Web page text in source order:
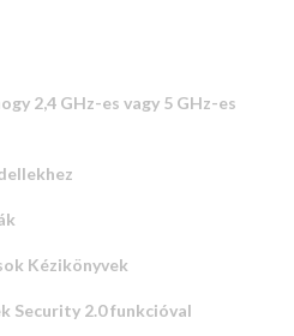
2,4 GHz-es vagy 5 GHz-es
Kézikönyvek
Security 2.0 funkcióval